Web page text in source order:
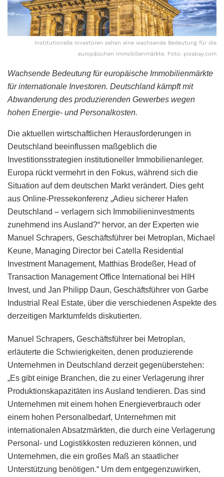
Institutionelle Investoren sehen eine wachsende Bedeutung für die
europäischen Immobilienmärkte. Foto: pixabay.com
Wachsende Bedeutung für europäische Immobilienmärkte
für internationale Investoren. Deutschland kämpft mit
Abwanderung des produzierenden Gewerbes wegen
hohen Energie- und Personalkosten.
Die aktuellen wirtschaftlichen Herausforderungen in
Deutschland beeinflussen maßgeblich die
Investitionsstrategien institutioneller Immobilienanleger.
Europa rückt vermehrt in den Fokus, während sich die
Situation auf dem deutschen Markt verändert. Dies geht
aus Online-Pressekonferenz „Adieu sicherer Hafen
Deutschland – verlagern sich Immobilieninvestments
zunehmend ins Ausland?“ hervor, an der Experten wie
Manuel Schrapers, Geschäftsführer bei Metroplan, Michael
Keune, Managing Director bei Catella Residential
Investment Management, Matthias Brodeßer, Head of
Transaction Management Office International bei HIH
Invest, und Jan Philipp Daun, Geschäftsführer von Garbe
Industrial Real Estate, über die verschiedenen Aspekte des
derzeitigen Marktumfelds diskutierten.
Manuel Schrapers, Geschäftsführer bei Metroplan,
erläuterte die Schwierigkeiten, denen produzierende
Unternehmen in Deutschland derzeit gegenüberstehen:
„Es gibt einige Branchen, die zu einer Verlagerung ihrer
Produktionskapazitäten ins Ausland tendieren. Das sind
Unternehmen mit einem hohen Energieverbrauch oder
einem hohen Personalbedarf, Unternehmen mit
internationalen Absatzmärkten, die durch eine Verlagerung
Personal- und Logistikkosten reduzieren können, und
Unternehmen, die ein großes Maß an staatlicher
Unterstützung benötigen.“ Um dem entgegenzuwirken,